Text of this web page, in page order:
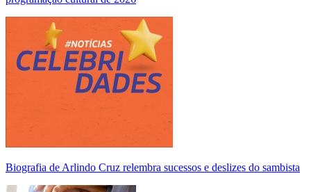
Biografia de Arlindo Cruz relembra sucessos e deslizes do sambista